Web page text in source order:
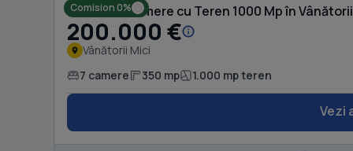
Comision 0%
Casă cu 7 camere cu Teren 1000 Mp în
200.000 €
Vânătorii Mici
7 camere 350 mp 1.000 mp teren
Vezi